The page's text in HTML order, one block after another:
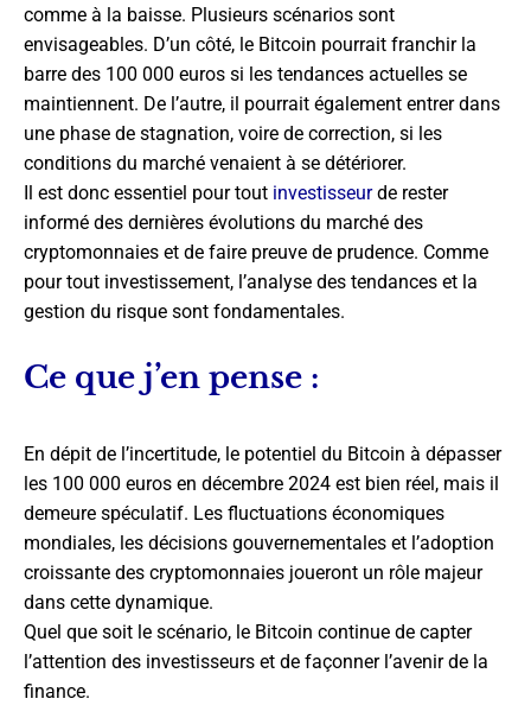
comme à la baisse. Plusieurs scénarios sont
envisageables. D’un côté, le Bitcoin pourrait franchir la
barre des 100 000 euros si les tendances actuelles se
maintiennent. De l’autre, il pourrait également entrer dans
une phase de stagnation, voire de correction, si les
conditions du marché venaient à se détériorer.
Il est donc essentiel pour tout investisseurde rester
informé des dernières évolutions du marché des
cryptomonnaies et de faire preuve de prudence. Comme
pour tout investissement, l’analyse des tendances et la
gestion du risque sont fondamentales.
Ce que j’en pense :
En dépit de l’incertitude, le potentiel du Bitcoin à dépasser
les 100 000 euros en décembre 2024 est bien réel, mais il
demeure spéculatif. Les fluctuations économiques
mondiales, les décisions gouvernementales et l’adoption
croissante des cryptomonnaies joueront un rôle majeur
dans cette dynamique.
Quel que soit le scénario, le Bitcoin continue de capter
l’attention des investisseurs et de façonner l’avenir de la
finance.